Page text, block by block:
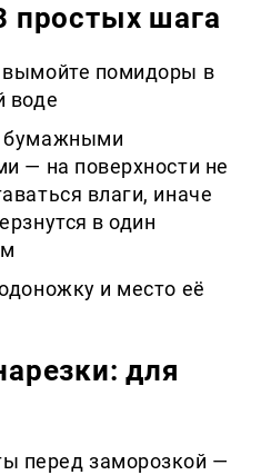
простых шага
помидоры в
воде
бумажными
— на поверхности не
влаги, иначе
в один
и место её
для
перед заморозкой —